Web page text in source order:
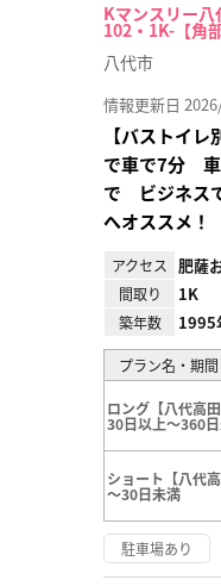
Kマンスリー八
102・1K-【角
八代市
情報更新日
【バストイ
で車で7分 車
で ビジネス
へオススメ！
アクセス 肥薩
間取り 1K
築年数 1995
プラン名・期間
ロング【八代高田
30日以上～360
ショート【八代高
～30日未満
駐車場あり